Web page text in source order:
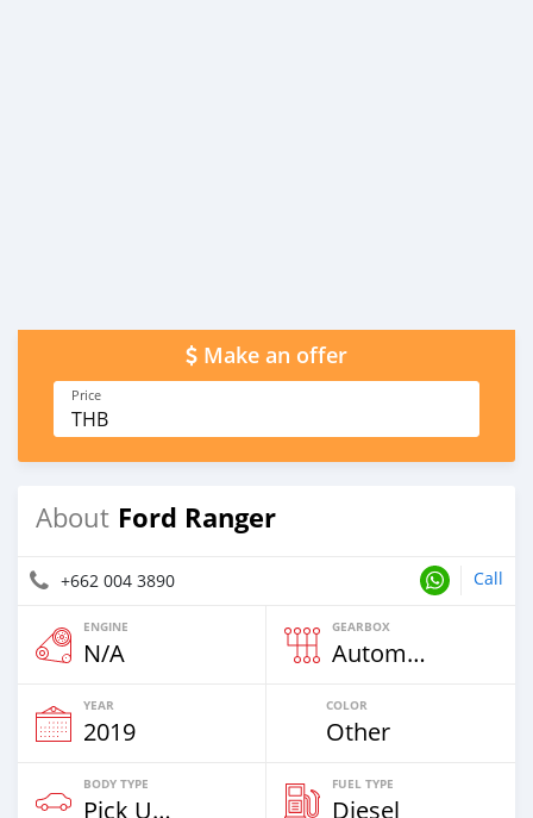
Make an offer
Price
THB
About Ford Ranger
+662 004 3890 Call
ENGINE
N/A
GEARBOX
Automatic
YEAR
2019
COLOR
Other
BODY TYPE
Pick Up Truck
FUEL TYPE
Diesel